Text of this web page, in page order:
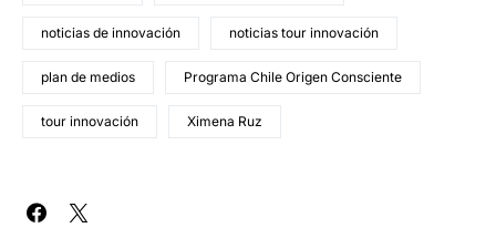
noticias de innovación noticias tour innovación
plan de medios Programa Chile Origen Consciente
tour innovación Ximena Ruz